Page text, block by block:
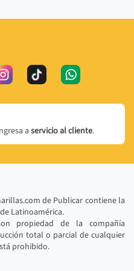
aservicio al cliente.
de Publicar contiene la
Latinoamérica.
propiedad de la compañía
total o parcial de cualquier
prohibido.